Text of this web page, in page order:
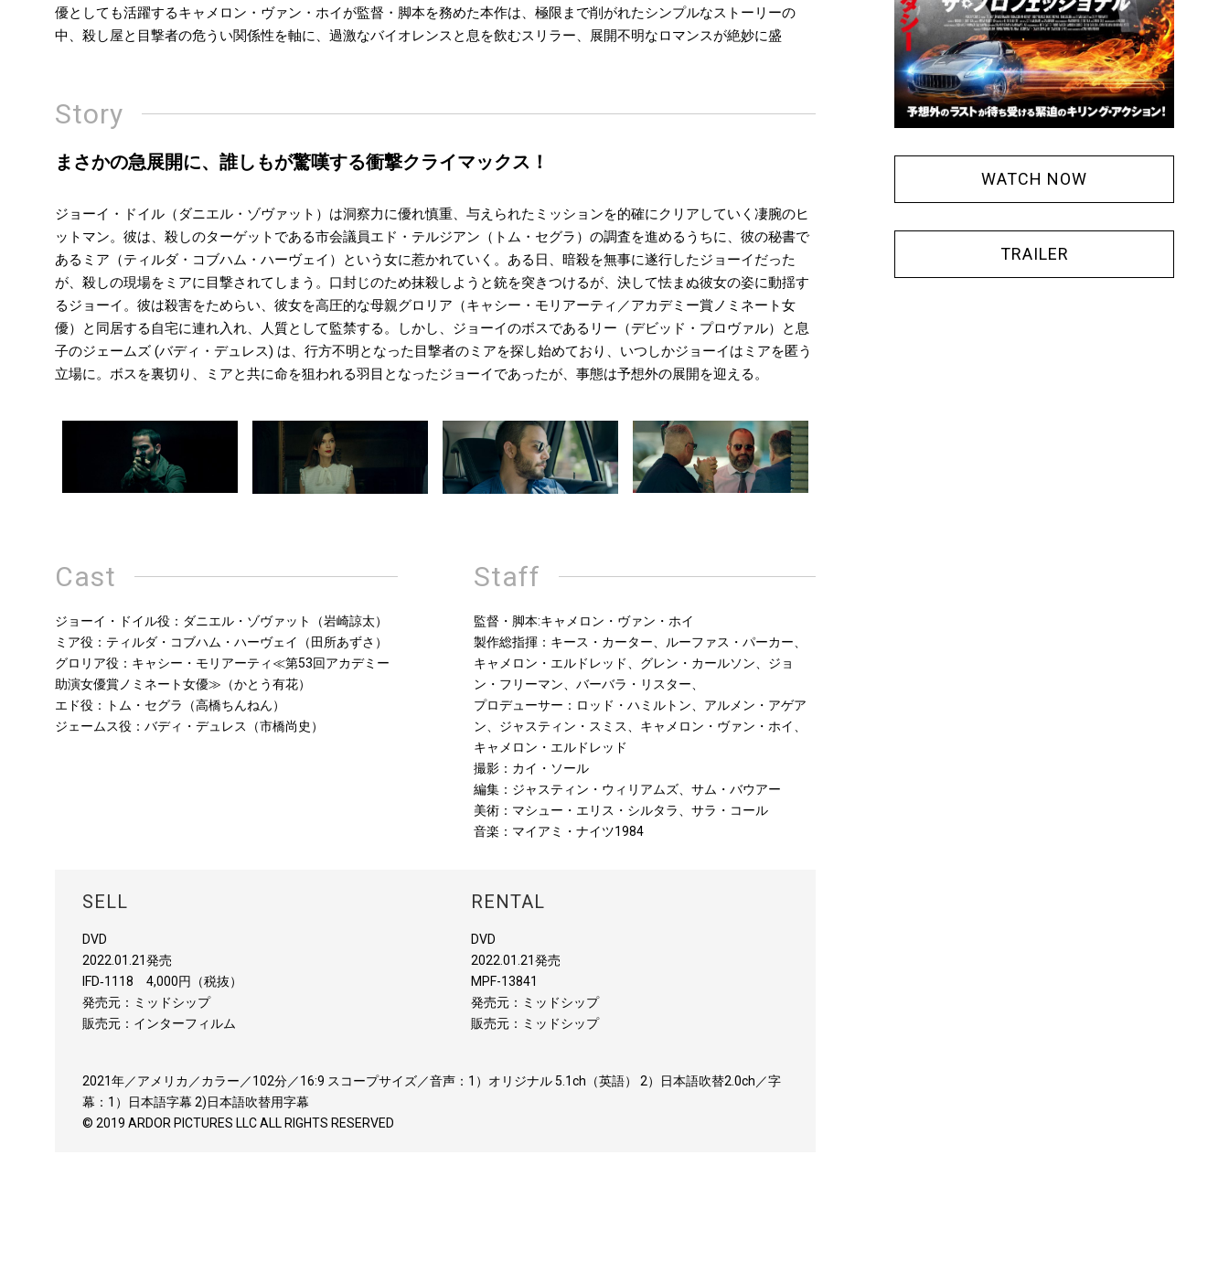
優としても活躍するキャメロン・ヴァン・ホイが監督・脚本を務めた本作は、極限まで削がれたシンプルなストーリーの
中、殺し屋と目撃者の危うい関係性を軸に、過激なバイオレンスと息を飲むスリラー、展開不明なロマンスが絶妙に盛
Story
まさかの急展開に、誰しもが驚嘆する衝撃クライマックス！
ジョーイ・ドイル（ダニエル・ゾヴァット）は洞察力に優れ慎重、与えられたミッションを的確にクリアしていく凄腕のヒ
ットマン。彼は、殺しのターゲットである市会議員エド・テルジアン（トム・セグラ）の調査を進めるうちに、彼の秘書で
あるミア（ティルダ・コブハム・ハーヴェイ）という女に惹かれていく。ある日、暗殺を無事に遂行したジョーイだった
が、殺しの現場をミアに目撃されてしまう。口封じのため抹殺しようと銃を突きつけるが、決して怯まぬ彼女の姿に動揺す
るジョーイ。彼は殺害をためらい、彼女を高圧的な母親グロリア（キャシー・モリアーティ／アカデミー賞ノミネート女
優）と同居する自宅に連れ入れ、人質として監禁する。しかし、ジョーイのボスであるリー（デビッド・プロヴァル）と息
子のジェームズ (バディ・デュレス) は、行方不明となった目撃者のミアを探し始めており、いつしかジョーイはミアを匿う
立場に。ボスを裏切り、ミアと共に命を狙われる羽目となったジョーイであったが、事態は予想外の展開を迎える。
Cast
ジョーイ・ドイル役：ダニエル・ゾヴァット（岩崎諒太）
ミア役：ティルダ・コブハム・ハーヴェイ（田所あずさ）
グロリア役：キャシー・モリアーティ≪第53回アカデミー
助演女優賞ノミネート女優≫（かとう有花）
エド役：トム・セグラ（高橋ちんねん）
ジェームス役：バディ・デュレス（市橋尚史）
Staff
監督・脚本:キャメロン・ヴァン・ホイ
製作総指揮：キース・カーター、ルーファス・パーカー、
キャメロン・エルドレッド、グレン・カールソン、ジョ
ン・フリーマン、バーバラ・リスター、
プロデューサー：ロッド・ハミルトン、アルメン・アゲア
ン、ジャスティン・スミス、キャメロン・ヴァン・ホイ、
キャメロン・エルドレッド
撮影：カイ・ソール
編集：ジャスティン・ウィリアムズ、サム・バウアー
美術：マシュー・エリス・シルタラ、サラ・コール
音楽：マイアミ・ナイツ1984
SELL
DVD
2022.01.21発売
IFD‐1118 4,000円（税抜）
発売元：ミッドシップ
販売元：インターフィルム
RENTAL
DVD
2022.01.21発売
MPF-13841
発売元：ミッドシップ
販売元：ミッドシップ
2021年／アメリカ／カラー／102分／16:9 スコープサイズ／音声：1）オリジナル 5.1ch（英語） 2）日本語吹替2.0ch／字
幕：1）日本語字幕 2)日本語吹替用字幕
© 2019 ARDOR PICTURES LLC ALL RIGHTS RESERVED
WATCH NOW
TRAILER